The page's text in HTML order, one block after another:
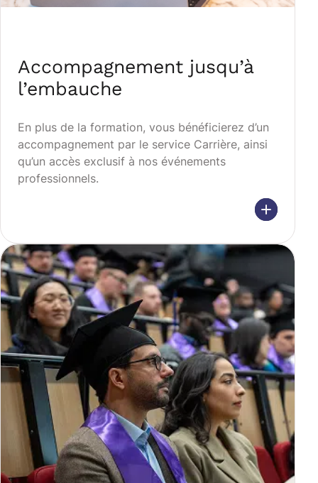
Accompagnement jusqu’à
l’embauche
En plus de la formation, vous bénéficierez d’un
accompagnement par le service Carrière, ainsi
qu’un accès exclusif à nos événements
professionnels.